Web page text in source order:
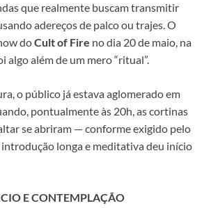
que realmente buscam transmitir
adereços de palco ou trajes. O
doCult of Fire no dia 20 de maio, na
algo além de um mero “ritual”.
o público já estava aglomerado em
pontualmente às 20h, as cortinas
se abriram — conforme exigido pelo
introdução longa e meditativa deu início
E CONTEMPLAÇÃO